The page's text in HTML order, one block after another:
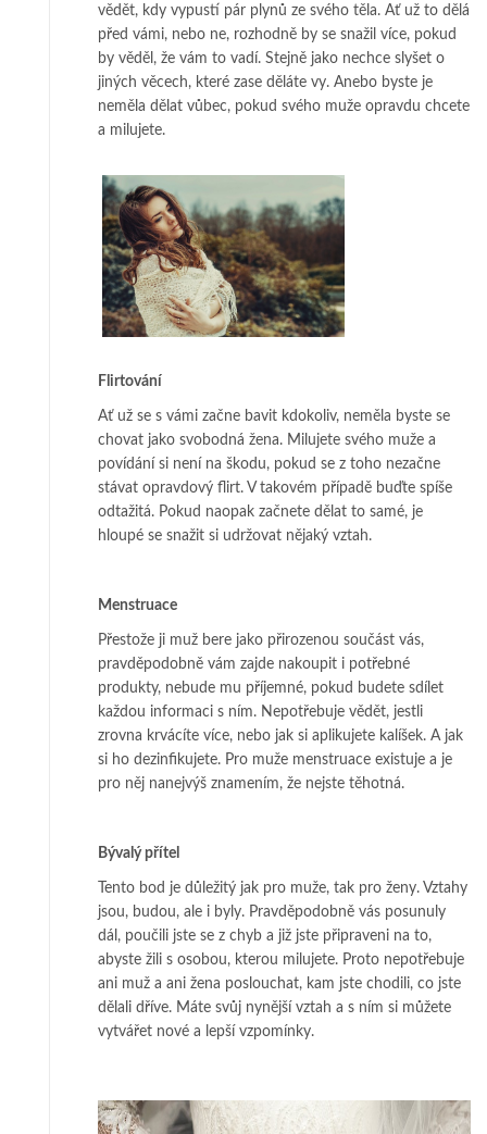
vědět, kdy vypustí pár plynů ze svého těla. Ať už to dělá
před vámi, nebo ne, rozhodně by se snažil více, pokud
by věděl, že vám to vadí. Stejně jako nechce slyšet o
jiných věcech, které zase děláte vy. Anebo byste je
neměla dělat vůbec, pokud svého muže opravdu chcete
a milujete.
Flirtování
Ať už se s vámi začne bavit kdokoliv, neměla byste se
chovat jako svobodná žena. Milujete svého muže a
povídání si není na škodu, pokud se z toho nezačne
stávat opravdový flirt. V takovém případě buďte spíše
odtažitá. Pokud naopak začnete dělat to samé, je
hloupé se snažit si udržovat nějaký vztah.
Menstruace
Přestože ji muž bere jako přirozenou součást vás,
pravděpodobně vám zajde nakoupit i potřebné
produkty, nebude mu příjemné, pokud budete sdílet
každou informaci s ním. Nepotřebuje vědět, jestli
zrovna krvácíte více, nebo jak si aplikujete kalíšek. A jak
si ho dezinfikujete. Pro muže menstruace existuje a je
pro něj nanejvýš znamením, že nejste těhotná.
Bývalý přítel
Tento bod je důležitý jak pro muže, tak pro ženy. Vztahy
jsou, budou, ale i byly. Pravděpodobně vás posunuly
dál, poučili jste se z chyb a již jste připraveni na to,
abyste žili s osobou, kterou milujete. Proto nepotřebuje
ani muž a ani žena poslouchat, kam jste chodili, co jste
dělali dříve. Máte svůj nynější vztah a s ním si můžete
vytvářet nové a lepší vzpomínky.